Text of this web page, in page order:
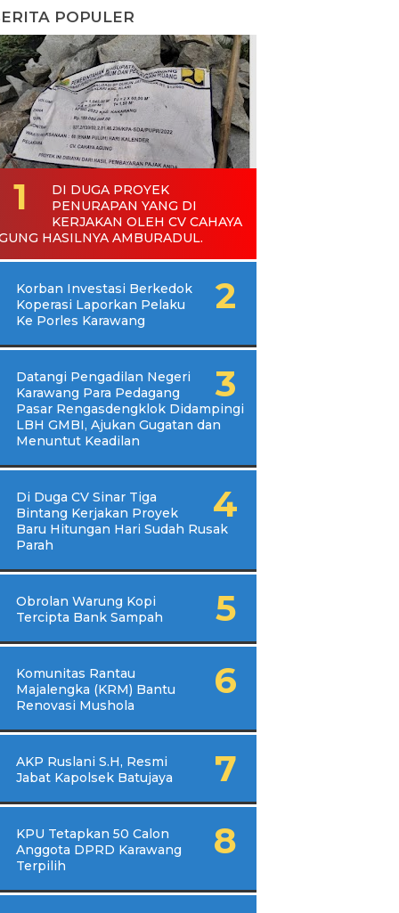
POPULER
DI DUGA PROYEK
PENURAPAN YANG DI
KERJAKAN OLEH CV CAHAYA
HASILNYA AMBURADUL.
Korban Investasi Berkedok
Koperasi Laporkan Pelaku
Ke Porles Karawang
Datangi Pengadilan Negeri
Karawang Para Pedagang
Pasar Rengasdengklok Didampingi
LBH GMBI, Ajukan Gugatan dan
Menuntut Keadilan
Di Duga CV Sinar Tiga
Bintang Kerjakan Proyek
Baru Hitungan Hari Sudah Rusak
Parah
Obrolan Warung Kopi
Tercipta Bank Sampah
Komunitas Rantau
Majalengka (KRM) Bantu
Renovasi Mushola
AKP Ruslani S.H, Resmi
Jabat Kapolsek Batujaya
KPU Tetapkan 50 Calon
Anggota DPRD Karawang
Terpilih